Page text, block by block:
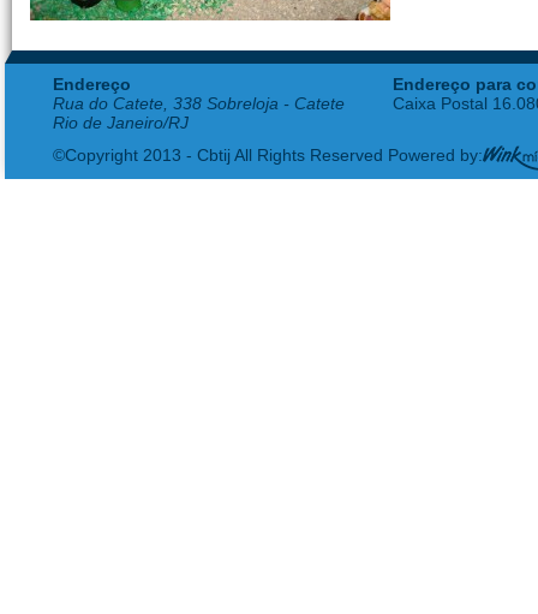
Endereço
Rua do Catete, 338 Sobreloja - Catete
Rio de Janeiro/RJ
Endereço para
Caixa Postal
©Copyright 2013 - Cbtij All Rights Reserved Powered by: